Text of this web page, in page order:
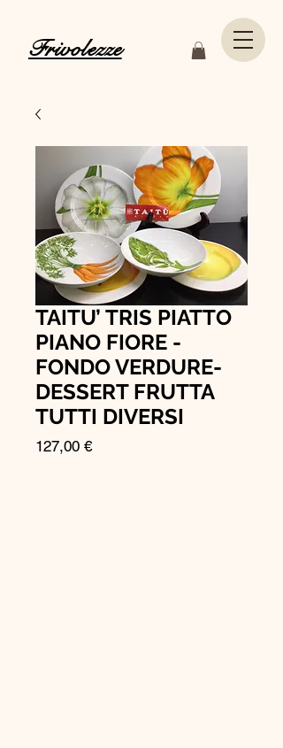
Frivolezze
TAITU’ TRIS PIATTO
PIANO FIORE -
FONDO VERDURE-
DESSERT FRUTTA
TUTTI DIVERSI
127,00 €Prezzo